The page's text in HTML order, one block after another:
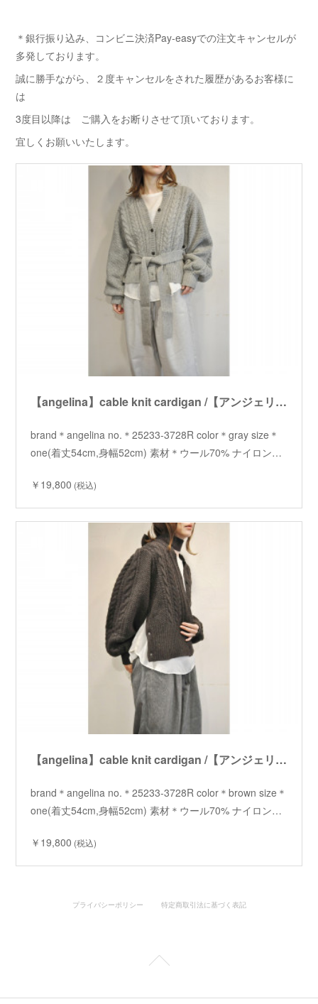
＊銀行振り込み、コンビニ決済Pay-easyでの注文キャンセルが
多発しております。
誠に勝手ながら、２度キャンセルをされた履歴があるお客様に
は
3度目以降は ご購入をお断りさせて頂いております。
宜しくお願いいたします。
【angelina】cable knit cardigan /【アンジェリーナ】ケーブルニットカーディガン
brand＊angelina no.＊25233-3728R color＊gray size＊
one(着丈54cm,身幅52cm) 素材＊ウール70% ナイロン…
￥19,800 (税込)
【angelina】cable knit cardigan /【アンジェリーナ】ケーブルニットカーディガン
brand＊angelina no.＊25233-3728R color＊brown size＊
one(着丈54cm,身幅52cm) 素材＊ウール70% ナイロン…
￥19,800 (税込)
プライバシーポリシー 特定商取引法に基づく表記